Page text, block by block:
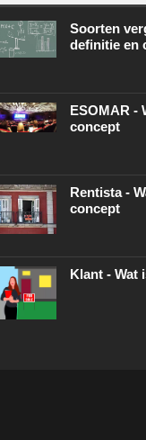
Soorten
definitie en
ESOMAR -
concept
Rentista -
concept
Klant - Wat